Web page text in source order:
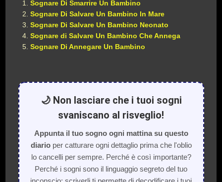
Sognare Di Smarrire Un Bambino
Sognare Di Salvare Un Bambino In Mare
Sognare Di Salvare Un Bambino Neonato
Sognare di Salvare Un Bambino Che Annega
Sognare Di Annegare Un Bambino
🌙 Non lasciare che i tuoi sogni
svaniscano al risveglio!
Appunta il tuo sogno ogni mattina su questo
diarioper catturare ogni dettaglio prima che l'oblio
lo cancelli per sempre. Perché è così importante?
Perché i sogni sono il linguaggio segreto del tuo